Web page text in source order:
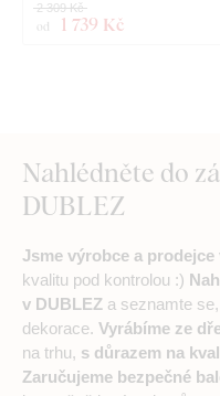
od 1 739 Kč
2 309 Kč
Nahlédněte do
DUBLEZ
Jsme výrobce a prodejce
kvalitu pod kontrolou :)
v DUBLEZ a seznamte
dekorace. Vyrábíme ze
na trhu, s důrazem na
Zaručujeme bezpečné